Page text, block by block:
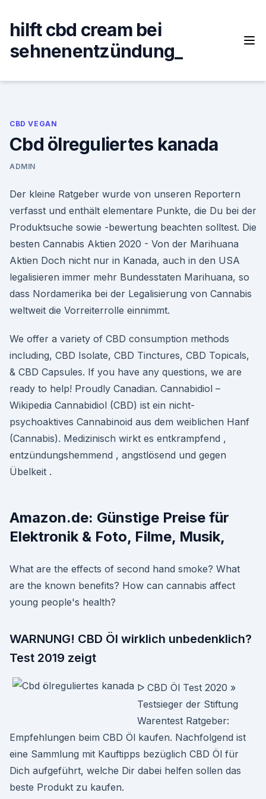
content
hilft cbd cream bei
sehnenentzündung_
CBD VEGAN
Cbd ölreguliertes kanada
ADMIN
Der kleine Ratgeber wurde von unseren Reportern
verfasst und enthält elementare Punkte, die Du bei der
Produktsuche sowie -bewertung beachten solltest. Die
besten Cannabis Aktien 2020 - Von der Marihuana
Aktien Doch nicht nur in Kanada, auch in den USA
legalisieren immer mehr Bundesstaten Marihuana, so
dass Nordamerika bei der Legalisierung von Cannabis
weltweit die Vorreiterrolle einnimmt.
We offer a variety of CBD consumption methods
including, CBD Isolate, CBD Tinctures, CBD Topicals,
& CBD Capsules. If you have any questions, we are
ready to help! Proudly Canadian. Cannabidiol –
Wikipedia Cannabidiol (CBD) ist ein nicht-
psychoaktives Cannabinoid aus dem weiblichen Hanf
(Cannabis). Medizinisch wirkt es entkrampfend ,
entzündungshemmend , angstlösend und gegen
Übelkeit .
Amazon.de: Günstige Preise für
Elektronik & Foto, Filme, Musik,
What are the effects of second hand smoke? What
are the known benefits? How can cannabis affect
young people's health?
WARNUNG! CBD Öl wirklich unbedenklich?
Test 2019 zeigt
ᐅ CBD Öl Test 2020 »
Testsieger der Stiftung
Warentest Ratgeber:
Empfehlungen beim CBD Öl kaufen. Nachfolgend ist
eine Sammlung mit Kauftipps bezüglich CBD Öl für
Dich aufgeführt, welche Dir dabei helfen sollen das
beste Produkt zu kaufen.